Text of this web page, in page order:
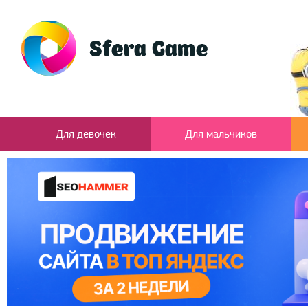
Для девочек Для мальчиков